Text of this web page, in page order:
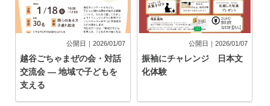
公開日｜2026/01/07
越谷ごちゃまぜの会・対話
交流会 ― 地域で子どもを
支える
公開日｜2026/01/07
振袖にチャレンジ 日本文
化体験